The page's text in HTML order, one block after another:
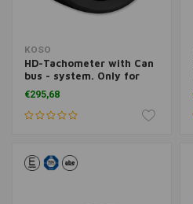
KOSO
HD-Tachometer with Can
bus - system. Only for
Harley Davidson
€295,68